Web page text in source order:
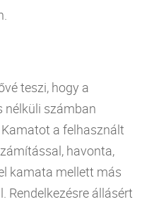
teszi, hogy a
nélküli számban
a felhasznált
havonta,
kamata mellett más
Rendelkezésre állásért